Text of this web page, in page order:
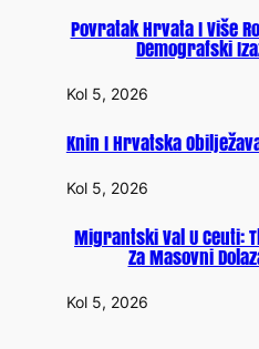
Povratak Hrvata I Više
Demografski
Kol 5, 2026
Knin I Hrvatska
Kol 5, 2026
Migrantski Val U Ceuti:
Za Masovni
Kol 5, 2026